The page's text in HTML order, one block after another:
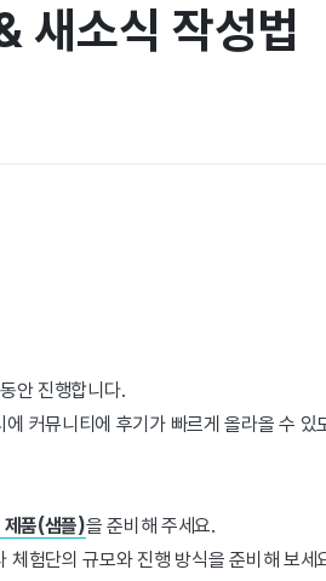
새소식 작성법
동안 진행합니다.
에 커뮤니티에 후기가 빠르게 올라올 수 있
제품(샘플)을 준비해 주세요.
체험단의 규모와 진행 방식을 준비해 보세